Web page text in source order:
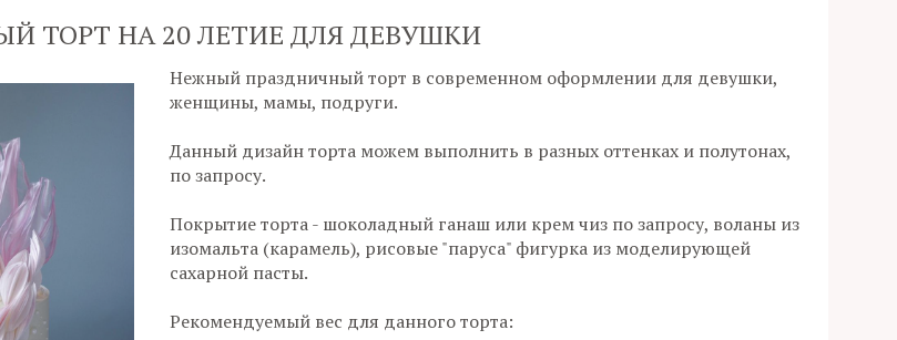
ТОРТ НА 20 ЛЕТИЕ ДЛЯ ДЕВУШКИ
Нежный праздничный торт в современном оформлении для девушки,
женщины, мамы, подруги.
Данный дизайн торта можем выполнить в разных оттенках и полутонах,
по запросу.
Покрытие торта - шоколадный ганаш или крем чиз по запросу, воланы из
изомальта (карамель), рисовые "паруса" фигурка из моделирующей
сахарной пасты.
Рекомендуемый вес для данного торта: